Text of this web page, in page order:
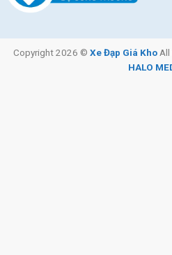
Copyright 2026 © Xe Đạp Giá KhoAll
HALO